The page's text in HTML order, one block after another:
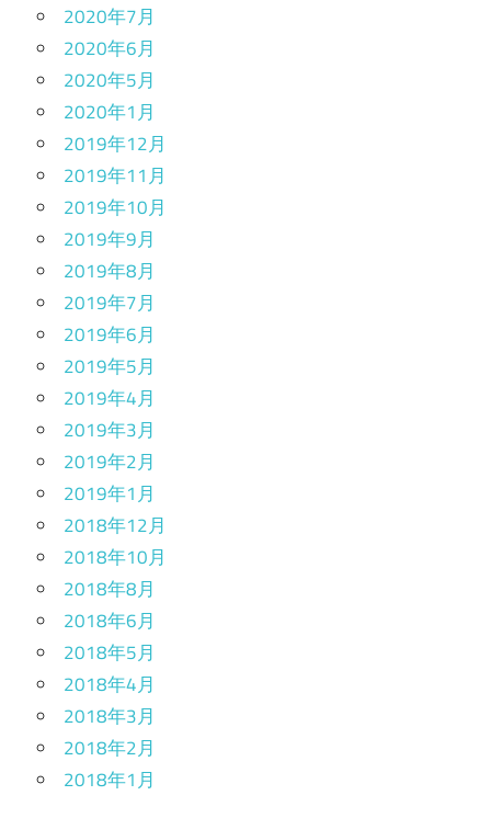
2020年7月
2020年6月
2020年5月
2020年1月
2019年12月
2019年11月
2019年10月
2019年9月
2019年8月
2019年7月
2019年6月
2019年5月
2019年4月
2019年3月
2019年2月
2019年1月
2018年12月
2018年10月
2018年8月
2018年6月
2018年5月
2018年4月
2018年3月
2018年2月
2018年1月